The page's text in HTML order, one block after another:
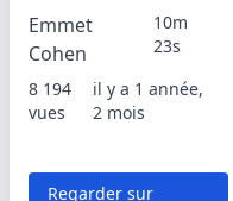
Emmet
Cohen
10m
23s
8 194
vues
il y a 1 année,
2 mois
Regarder sur